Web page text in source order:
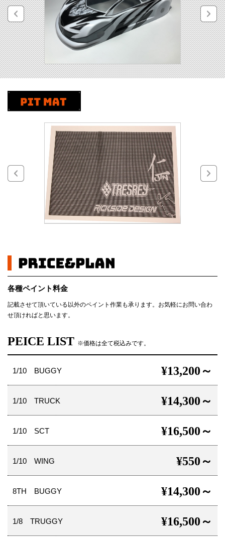
各種ペイント料金
記載させて頂いている以外のペイント作業も承ります。お気軽にお問い合わ
せ頂ければと思います。
PEICE LIST ※価格は全て税込みです。
1/10 BUGGY ¥13,200～
1/10 TRUCK ¥14,300～
1/10 SCT ¥16,500～
1/10 WING ¥550～
8TH BUGGY ¥14,300～
1/8 TRUGGY ¥16,500～